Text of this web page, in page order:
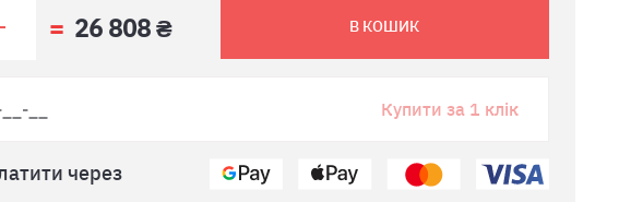
26 808 ₴ В КОШИК
Купити за 1 клік
через